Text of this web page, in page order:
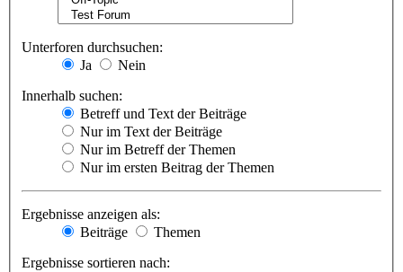
Unterforen durchsuchen:
Ja
Nein
Innerhalb suchen:
Betreff und Text der Beiträge
Nur im Text der Beiträge
Nur im Betreff der Themen
Nur im ersten Beitrag der Themen
Ergebnisse anzeigen als:
Beiträge
Themen
Ergebnisse sortieren nach: